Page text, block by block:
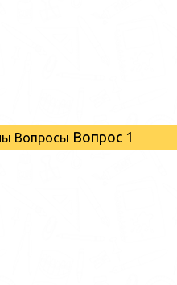
Вопросы Вопрос 1